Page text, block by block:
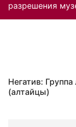
разрешения
Негатив:
(алтайцы)